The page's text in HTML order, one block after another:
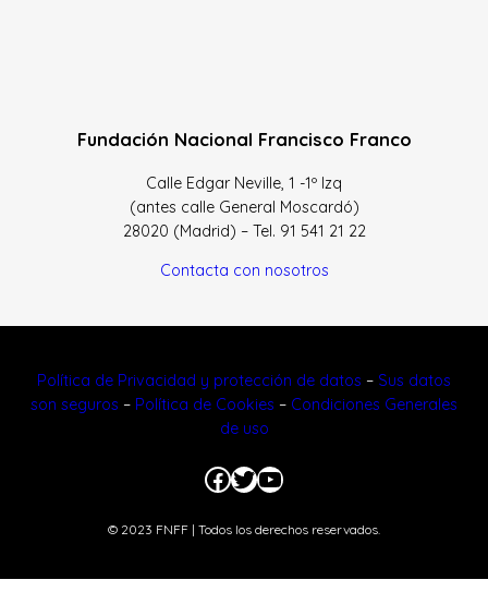
Fundación Nacional Francisco Franco
Calle Edgar Neville, 1 -1º Izq
(antes calle General Moscardó)
28020 (Madrid) – Tel. 91 541 21 22
Contacta con nosotros
Política de Privacidad y protección de datos – Sus datos
son seguros – Política de Cookies – Condiciones Generales
de uso
Facebook
Twitter
YouTube
© 2023 FNFF | Todos los derechos reservados.